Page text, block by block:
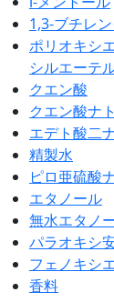
1,3-ブチレ
ポリオキシ
シルエーテ
クエン酸
クエン酸ナ
エデト酸二
精製水
ピロ亜硫酸
エタノール
無水エタノ
パラオキシ
フェノキシ
香料